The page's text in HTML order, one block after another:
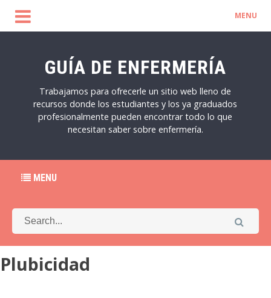
MENU
GUÍA DE ENFERMERÍA
Trabajamos para ofrecerle un sitio web lleno de
recursos donde los estudiantes y los ya graduados
profesionalmente pueden encontrar todo lo que
necesitan saber sobre enfermería.
MENU
Plubicidad